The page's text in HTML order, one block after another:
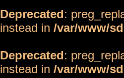
Deprecated:
instead in /var/www/
Deprecated:
instead in /var/www/